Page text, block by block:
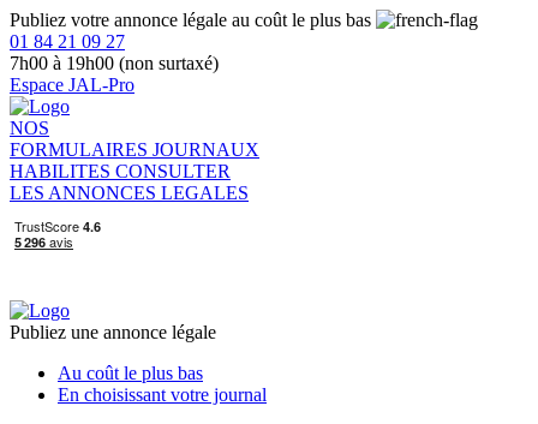
Publiez votre annonce légale au coût le plus bas
01 84 21 09 27
7h00 à 19h00 (non surtaxé)
Espace JAL-Pro
NOS
FORMULAIRES JOURNAUX
HABILITES CONSULTER
LES ANNONCES LEGALES
Publiez une annonce légale
Au coût le plus bas
En choisissant votre journal